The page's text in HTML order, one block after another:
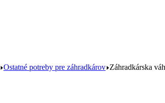
Ostatné potreby pre záhradkárov Záhradkárska